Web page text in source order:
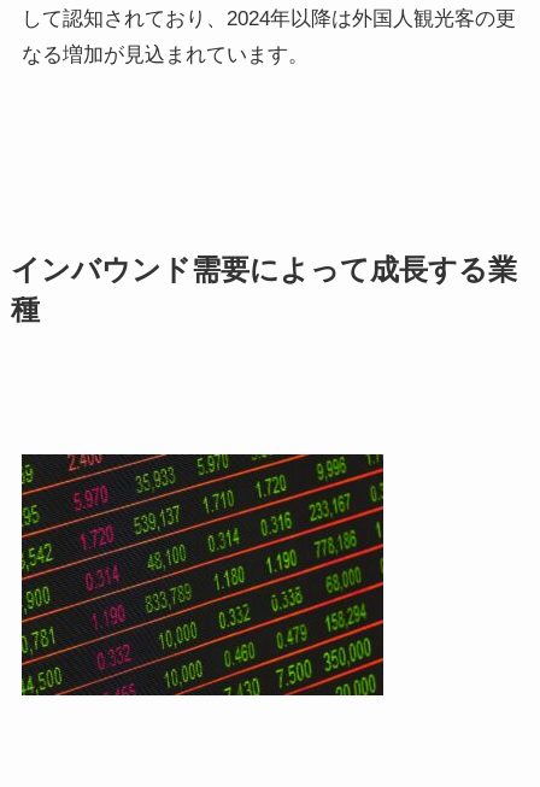
して認知されており、2024年以降は外国人観光客の更
なる増加が見込まれています。
インバウンド需要によって成長する業
種